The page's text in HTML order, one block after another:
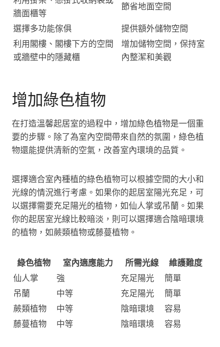
牆面櫃等
節省地面空間
選擇多功能傢俱
提供額外儲物空間
利用閣樓、閣樓下方的空間
或牆壁中的隱藏櫃
增加儲物空間，保持室
內整潔和美觀
增加綠色植物
在打造溫馨起居室的過程中，增加綠色植物是一個重
要的步驟。除了為室內空間帶來自然的氛圍，綠色植
物還能提供清新的空氣，改善室內環境的品質。
選擇適合室內種植的綠色植物可以根據空間的大小和
光線的情況進行考慮。如果你的起居室陽光充足，可
以選擇需要充足陽光的植物，如仙人掌或吊蘭。如果
你的起居室光線比較暗淡，則可以選擇適合陰暗環境
的植物，如蕨類植物或藤蔓植物。
綠色植物 室內適應能力 所需光線
維護難度
仙人掌
強 充足陽光
簡單
吊蘭
中等 充足陽光
簡單
蕨類植物
中等 陰暗環境
容易
藤蔓植物
中等 陰暗環境 容易